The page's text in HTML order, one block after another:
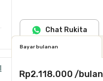
Chat Rukita
Bayar bulanan
Rp2.118.000 /bulan